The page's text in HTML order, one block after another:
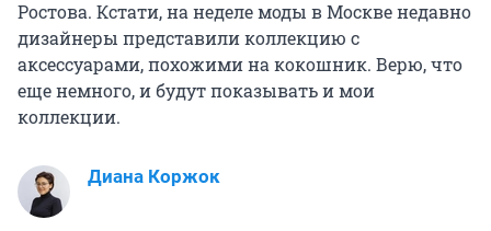
Ростова. Кстати, на неделе моды в Москве недавно
дизайнеры представили коллекцию с
аксессуарами, похожими на кокошник. Верю, что
еще немного, и будут показывать и мои
коллекции.
Диана Коржок